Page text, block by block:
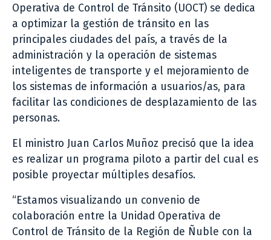
Operativa de Control de Tránsito (UOCT) se dedica
a optimizar la gestión de tránsito en las
principales ciudades del país, a través de la
administración y la operación de sistemas
inteligentes de transporte y el mejoramiento de
los sistemas de información a usuarios/as, para
facilitar las condiciones de desplazamiento de las
personas.
El ministro Juan Carlos Muñoz precisó que la idea
es realizar un programa piloto a partir del cual es
posible proyectar múltiples desafíos.
“Estamos visualizando un convenio de
colaboración entre la Unidad Operativa de
Control de Tránsito de la Región de Ñuble con la